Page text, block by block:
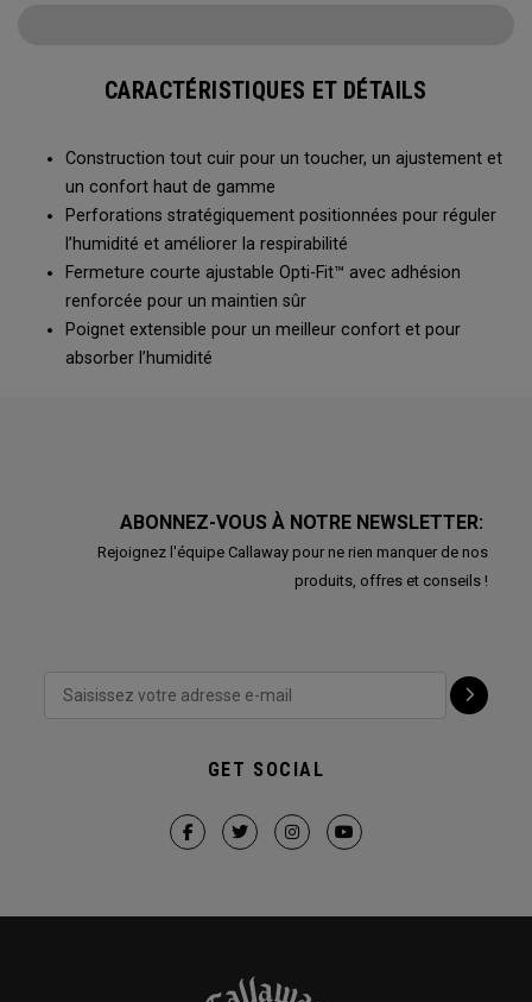
CARACTÉRISTIQUES ET DÉTAILS
Construction tout cuir pour un toucher, un ajustement et
un confort haut de gamme
Perforations stratégiquement positionnées pour réguler
l’humidité et améliorer la respirabilité
Fermeture courte ajustable Opti-Fit™️ avec adhésion
renforcée pour un maintien sûr
Poignet extensible pour un meilleur confort et pour
absorber l’humidité
ABONNEZ-VOUS À NOTRE NEWSLETTER:
Rejoignez l'équipe Callaway pour ne rien manquer de nos
produits, offres et conseils !
GET SOCIAL